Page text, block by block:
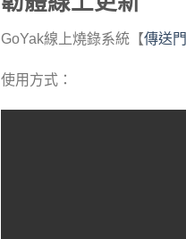
GoYak線上燒錄系統【傳送門
使用方式：